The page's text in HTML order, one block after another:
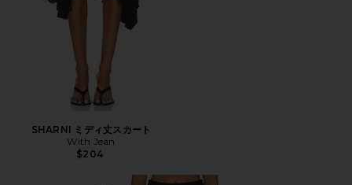
SHARNI ミディ丈スカート
With Jean
$204